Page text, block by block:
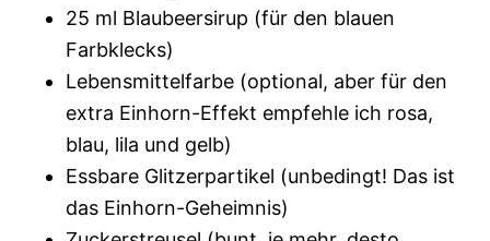
25 ml Blaubeersirup (für den blauen
Farbklecks)
Lebensmittelfarbe (optional, aber für den
extra Einhorn-Effekt empfehle ich rosa,
blau, lila und gelb)
Essbare Glitzerpartikel (unbedingt! Das ist
das Einhorn-Geheimnis)